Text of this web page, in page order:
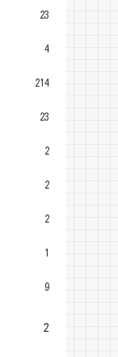
23
4
214
23
2
2
2
1
9
2